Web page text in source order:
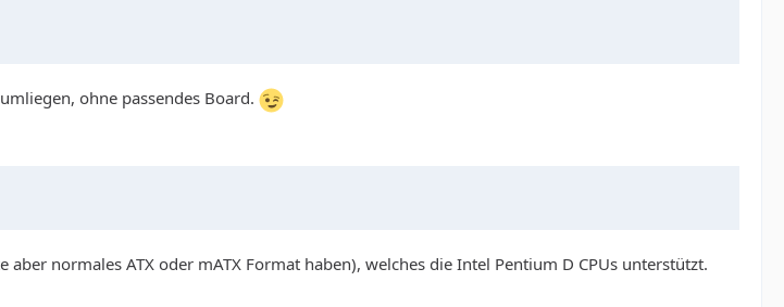
ohne passendes Board.
normales ATX oder mATX Format haben), welches die Intel Pentium D CPUs unterstützt.